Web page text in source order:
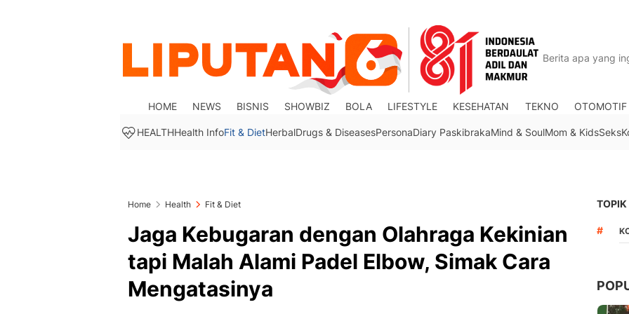
HOME NEWS BISNIS SHOWBIZ BOLA LIFESTYLE KESEHATAN TEKNO OTOMOTIF
HEALTHHealth InfoFit & DietHerbalDrugs & DiseasesPersonaDiary PaskibrakaMind & SoulMom & KidsSeks
Home Health Fit & Diet
Jaga Kebugaran dengan Olahraga Kekinian
tapi Malah Alami Padel Elbow, Simak Cara
Mengatasinya
TOPIK
#